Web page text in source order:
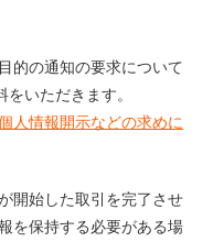
的の通知の要求について
いただきます。
人情報開示などの求めに
開始した取引を完了させ
を保持する必要がある場